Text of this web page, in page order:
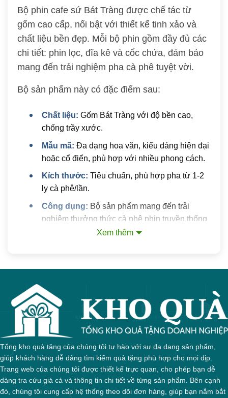
Bộ phin cafe sứ Bát Tràng được chế tác từ
gốm cao cấp, nổi bật với thiết kế tinh xảo và
chất liệu bền đẹp. Mỗi bộ phin gồm đầy đủ các
chi tiết: phin lọc, đĩa kê và cốc chứa, đảm bảo
mang đến trải nghiệm pha cà phê tuyệt vời.
Bộ sản phẩm này có đặc điểm sau:
Chất liệu: Gốm Bát Tràng với độ bền cao,
chống trầy xước.
Mẫu mã: Đa dạng hoa văn, kiểu dáng hiện đại
hoặc cổ điển, phù hợp với nhiều phong cách.
Kích thước: Tiêu chuẩn, phù hợp pha từ 1-2
ly cà phê/lần.
Công dụng: Bộ sản phẩm mang đến trải
nghiệm thưởng thức cà phê phin truyền thống
trọn vẹn, giúp người dùng tận hưởng hương vị
màu.
Hộp quà tặng:Bộ phin cafe sứ Bát Tràng in
logo được đóng gói trong 2 dạng hộp quà là
hộp xi lót lụa và hộp định hình, tăng thêm giá
trị cho món quà.
Lợi ích nhận được khi sử
dụng bộ phin pha cafe làm
Xem thêm
Tổng kho quà tặng của chúng tôi tự hào với sự đa dạng sản phẩm,
giúp khách hàng dễ dàng tìm kiếm quà tặng phù hợp cho mọi dịp.
Trang web của chúng tôi được thiết kế trực quan, cho phép bạn dễ
dàng tra cứu giá cả và thông tin chi tiết về từng sản phẩm. Bên cạnh
đó, chúng tôi cung cấp hệ thống theo dõi đơn hàng, giúp bạn nắm bắt